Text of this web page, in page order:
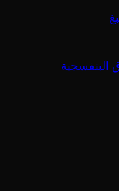
البنفسجية